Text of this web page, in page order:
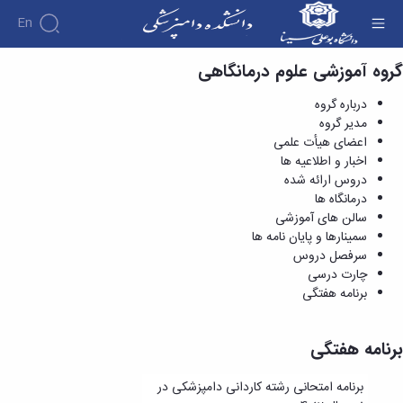
En
درباره
دانشکده
تاریخچه
ریاست
دانشکده
رؤسای
پیشین
آلبوم
عکس
اطلاعات
تماس
معاونت
معاونت
آموزش
آموزش
تقویم
آموزشی
دروس
ارائه
شده
دوره
کاردانی
فرم
ها
نامه
ترم
پژوهش
پژوهش
اولویت
های
پژوهشی
نمایه
های
معتبر
علمی
هفته
نامه ها
فرآیندها
اساتید
اساتید
دانشکده
اساتید
بازنشسته
کارکنان
آموزشی
گروه
های
آموزشی
گروه
آموزشی
پاتوبیولوژی
آموزشی
علوم
درمانگاهی
گروه
برنامه هفتگی - دانشکده دامپزشکی
گروه آموزشی علوم درمانگاهی
درباره گروه
مدیر گروه
اعضای هیأت علمی
اخبار و اطلاعیه ها
دروس ارائه شده
درمانگاه ها
سالن های آموزشی
سمینارها و پایان نامه ها
سرفصل دروس
چارت درسی
برنامه هفتگی
برنامه هفتگی
برنامه امتحانی رشته کاردانی دامپزشکی در